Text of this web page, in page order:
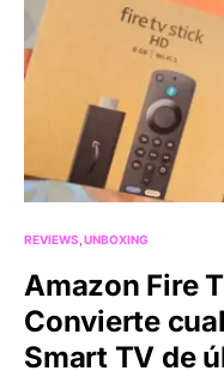
REVIEWS UNBOXING
Amazon Fire
Convierte
Smart TV de